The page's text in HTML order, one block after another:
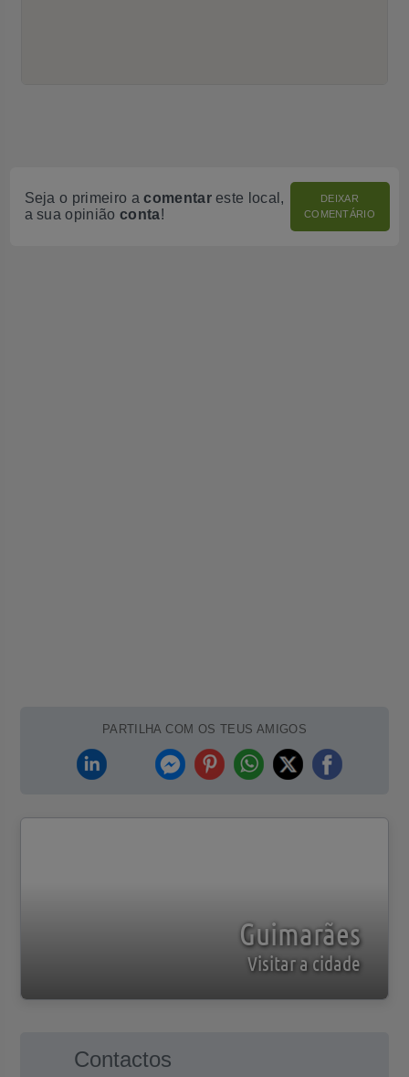
Seja o primeiro acomentareste local,
a sua opinião conta!
DEIXAR
COMENTÁRIO
PARTILHA COM OS TEUS AMIGOS
Guimarães
Visitar a cidade
Contactos